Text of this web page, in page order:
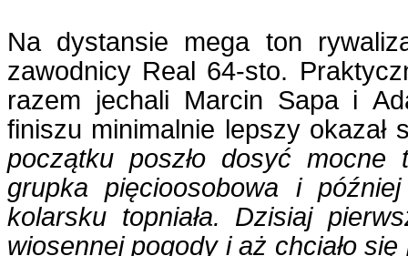
Na dystansie mega ton
zawodnicy Real 64-sto.
razem jechali Marcin Sapa i
finiszu minimalnie lepszy okazał
początku poszło dosyć mocne
grupka pięcioosobowa i
kolarsku topniała. Dzisiaj
wiosennej pogody i aż chciało